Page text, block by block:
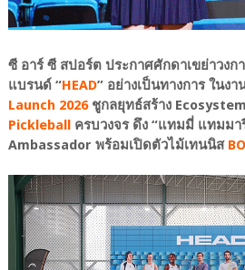
ซี อาร์ ซี สปอร์ต ประกาศศักดาเขย่าวงก
แบรนด์ “HEAD” อย่างเป็นทางการ ในงา
Launch 2026ชูกลยุทธ์สร้าง
Pickleballครบวงจร ดึง “แทมมี่ แทมมา
Ambassador พร้อมเปิดตัวไม้เทนนิส